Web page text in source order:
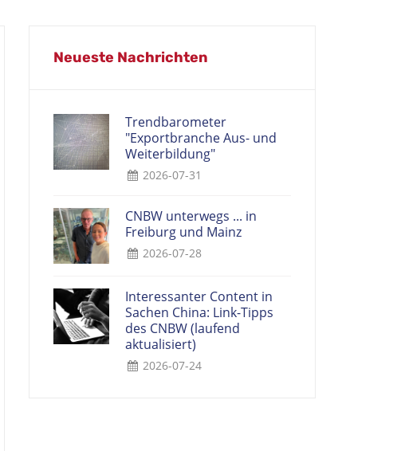
Neueste Nachrichten
Trendbarometer
"Exportbranche Aus- und
Weiterbildung"
2026-07-31
CNBW unterwegs ... in
Freiburg und Mainz
2026-07-28
Interessanter Content in
Sachen China: Link-Tipps
des CNBW (laufend
aktualisiert)
2026-07-24